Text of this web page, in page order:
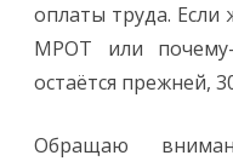
оплаты труда. Если
МРОТ или
остаётся прежней,
Обращаю